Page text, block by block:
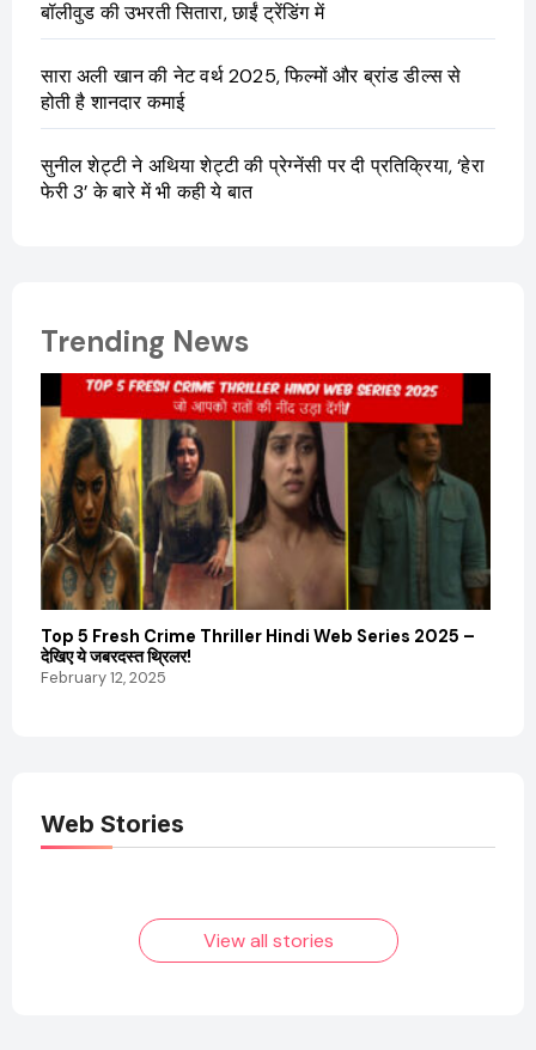
बॉलीवुड की उभरती सितारा, छाईं ट्रेंडिंग में
सारा अली खान की नेट वर्थ 2025, फिल्मों और ब्रांड डील्स से
होती है शानदार कमाई
सुनील शेट्टी ने अथिया शेट्टी की प्रेग्नेंसी पर दी प्रतिक्रिया, ‘हेरा
फेरी 3’ के बारे में भी कही ये बात
Trending News
Top 5 Fresh Crime Thriller Hindi Web Series 2025 –
देखिए ये जबरदस्त थ्रिलर!
February 12, 2025
Web Stories
Elvish Yadav: एक
आम लड़के से यूट्यूबर
फिल्मों का जादू और उनका
View all stories